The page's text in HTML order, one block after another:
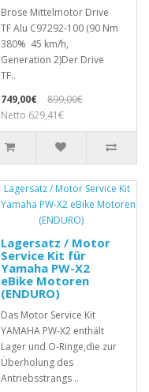
Brose Mittelmotor Drive
TF Alu C97292-100 (90 Nm
380% 45 km/h,
Generation 2)Der Drive
TF..
749,00€
899,00€
Netto 629,41€
Lagersatz / Motor
Service Kit für
Yamaha PW-X2
eBike Motoren
(ENDURO)
Das Motor Service Kit
YAMAHA PW-X2 enthält
Lager und O-Ringe,die zur
Überholung des
Antriebsstrangs ..